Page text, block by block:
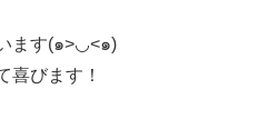
ます(๑>◡<๑)
喜びます！